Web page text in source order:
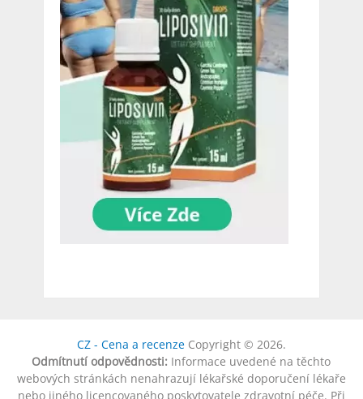
CZ - Cena a recenzeCopyright © 2026.
Odmítnutí odpovědnosti: Informace uvedené na těchto
webových stránkách nenahrazují lékařské doporučení lékaře
nebo jiného licencovaného poskytovatele zdravotní péče. Při